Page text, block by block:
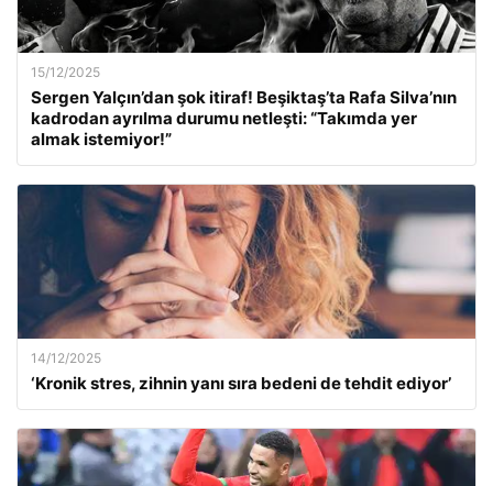
15/12/2025
Sergen Yalçın’dan şok itiraf! Beşiktaş’ta Rafa Silva’nın
kadrodan ayrılma durumu netleşti: “Takımda yer
almak istemiyor!”
14/12/2025
‘Kronik stres, zihnin yanı sıra bedeni de tehdit ediyor’